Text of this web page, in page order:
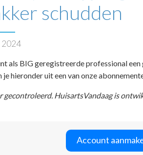
schudden
als BIG geregistreerde professional een
je hieronder uit een van onze
HuisartsVandaag is
Account